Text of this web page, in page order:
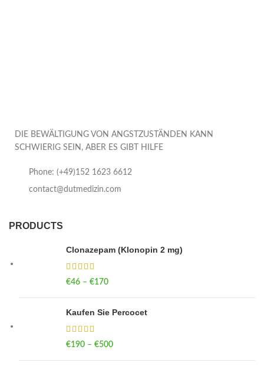
DIE BEWÄLTIGUNG VON ANGSTZUSTÄNDEN KANN
SCHWIERIG SEIN, ABER ES GIBT HILFE
Phone: (+49)152 1623 6612
contact@dutmedizin.com
PRODUCTS
Clonazepam (Klonopin 2 mg)
€46 – €170
Kaufen Sie Percocet
€190 – €500